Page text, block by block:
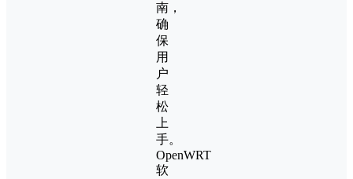
南，
确
保
用
户
轻
松
上
手。
OpenWRT
软